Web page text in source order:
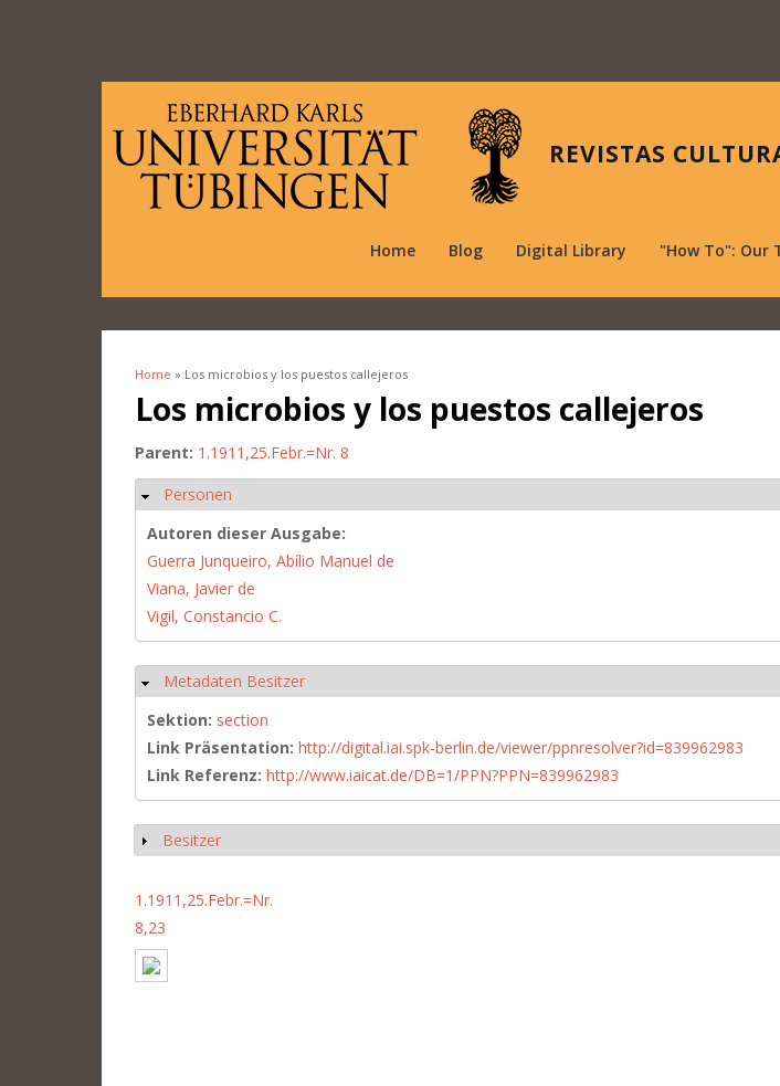
REVISTAS
Home Blog Digital Library "How To": Our
You are here
Home » Los microbios y los puestos callejeros
Los microbios y los puestos callejeros
Parent: 1.1911,25.Febr.=Nr. 8
Hide
Personen
Autoren dieser Ausgabe:
Guerra Junqueiro, Abílio Manuel de
Viana, Javier de
Vigil, Constancio C.
Hide
Metadaten Besitzer
Sektion: section
Link Präsentation: http://digital.iai.spk-berlin.de/viewer/ppnresolver?id=839962983
Link Referenz: http://www.iaicat.de/DB=1/PPN?PPN=839962983
Show
Besitzer
1.1911,25.Febr.=Nr.
8,23